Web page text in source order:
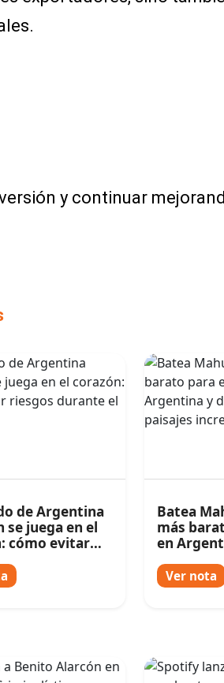
y continuar
de Argentina
se juega en el
cómo evitar
Batea
más
en
Ver nota